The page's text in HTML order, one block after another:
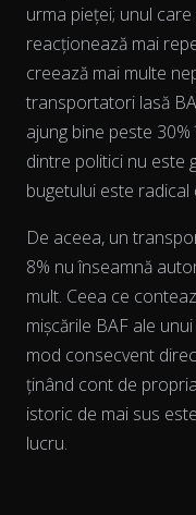
urma pieței; unul
reacționează mai
creează mai multe
transportatori lasă
ajung bine peste
dintre politici nu este
bugetului este radical
De aceea, un
8% nu înseamnă
mult. Ceea ce
mișcările BAF ale
mod consecvent
ținând cont de
istoric de mai sus
lucru.